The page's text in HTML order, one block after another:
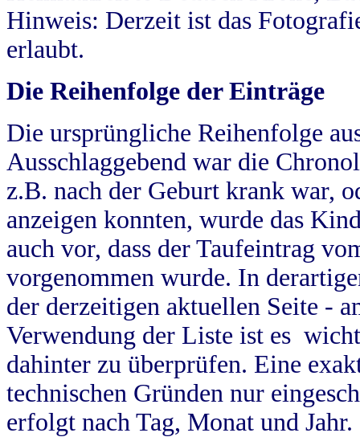
Hinweis: Derzeit ist das
erlaubt.
Die Reihenfolge der Einträge
Die ursprüngliche Reihenfolge
Ausschlaggebend war die
z.B. nach der Geburt krank war,
anzeigen konnten, wurde das
auch vor, dass der Taufeintrag
vorgenommen wurde. In
der derzeitigen aktuellen Seite -
Verwendung der Liste ist es
dahinter zu überprüfen. Eine
technischen Gründen nur
erfolgt nach Tag, Monat und Jahr.